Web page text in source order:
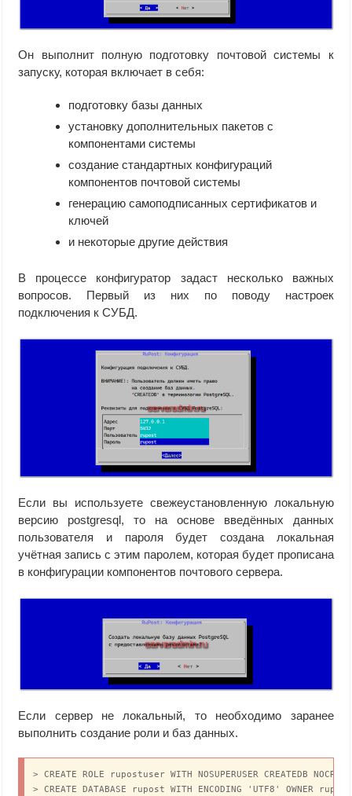
Он выполнит полную подготовку почтовой системы к
запуску, которая включает в себя:
подготовку базы данных
установку дополнительных пакетов с
компонентами системы
создание стандартных конфигураций
компонентов почтовой системы
генерацию самоподписанных сертификатов и
ключей
и некоторые другие действия
В процессе конфигуратор задаст несколько важных
вопросов. Первый из них по поводу настроек
подключения к СУБД.
Если вы используете свежеустановленную локальную
версию postgresql, то на основе введённых данных
пользователя и пароля будет создана локальная
учётная запись с этим паролем, которая будет прописана
в конфигурации компонентов почтового сервера.
Если сервер не локальный, то необходимо заранее
выполнить создание роли и баз данных.
> CREATE ROLE rupostuser WITH NOSUPERUSER CREATEDB
> CREATE DATABASE rupost WITH ENCODING 'UTF8' OWNER